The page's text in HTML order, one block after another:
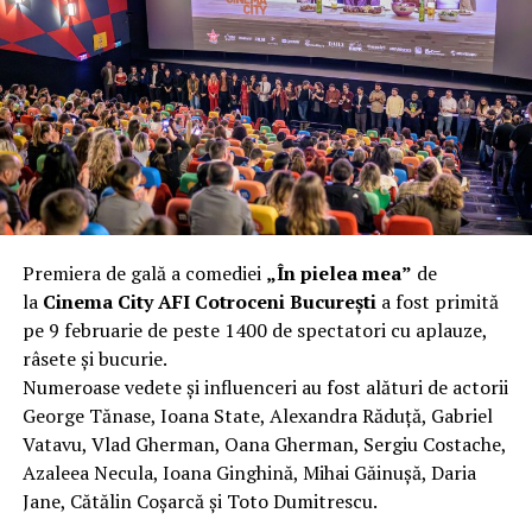
40 km/h. Nu s-a prăbușit, dar s-a deformat atât de tare
încât nu a mai putut fi pliat. Proprietarul l-a aruncat la
fier vechi a doua zi. Asta ca să fie clar de la început: nu
vorbim despre preferințe estetice, ci despre
funcționalitate reală.
Aluminiul, pe scurt: ușor,
rezistent la coroziune, dar cu
nuanțe
Aluminiul e materialul care apare primul în conversație
când cineva caută un pavilion ușor. Și pe bună dreptate.
Densitatea aluminiului e de aproximativ 2,7 g/cm³, față
de circa 7,8 g/cm³ pentru oțel. Practic, la un volum
identic, aluminiul cântărește cam o treime din greutatea
oțelului. Pentru oricine transportă, montează și
demontează frecvent o structură, diferența asta se
Premiera de gală a comediei „În pielea mea” de
la Cinema City AFI Cotroceni Bucureștia fost primită
pe 9 februarie de peste 1400 de spectatori cu aplauze,
râsete și bucurie.
Numeroase vedete și influenceri au fost alături de actorii
George Tănase, Ioana State, Alexandra Răduță, Gabriel
Vatavu, Vlad Gherman, Oana Gherman, Sergiu Costache,
Azaleea Necula, Ioana Ginghină, Mihai Găinușă, Daria
Jane, Cătălin Coșarcă și Toto Dumitrescu.